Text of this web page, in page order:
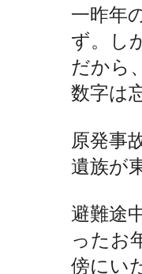
一昨年
ず。し
だから
数字は
原発事
遺族が
避難途
ったお
傍にい